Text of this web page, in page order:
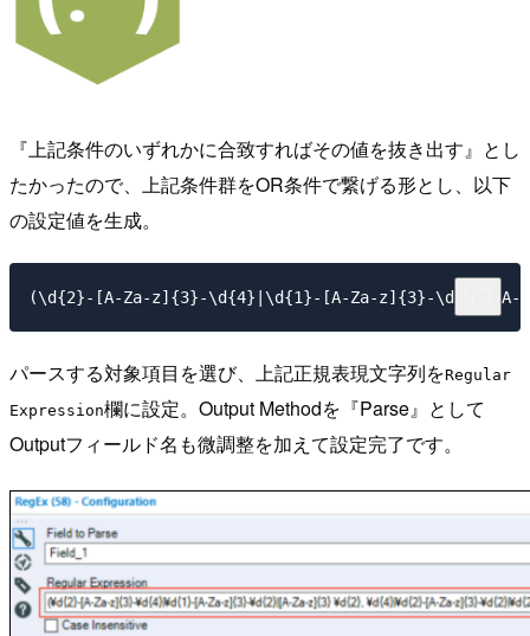
『上記条件のいずれかに合致すればその値を抜き出す』とし
たかったので、上記条件群をOR条件で繋げる形とし、以下
の設定値を生成。
パースする対象項目を選び、上記正規表現文字列をRegular
Expression欄に設定。Output Methodを『Parse』として
Outputフィールド名も微調整を加えて設定完了です。